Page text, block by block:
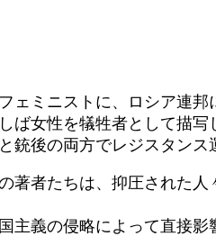
ミニストに、ロシア連
ば女性を犠牲者として描
銃後の両方でレジスタン
者たちは、抑圧された
義の侵略によって直接